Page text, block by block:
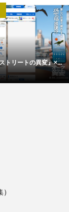
ろし「2027年版 羽生